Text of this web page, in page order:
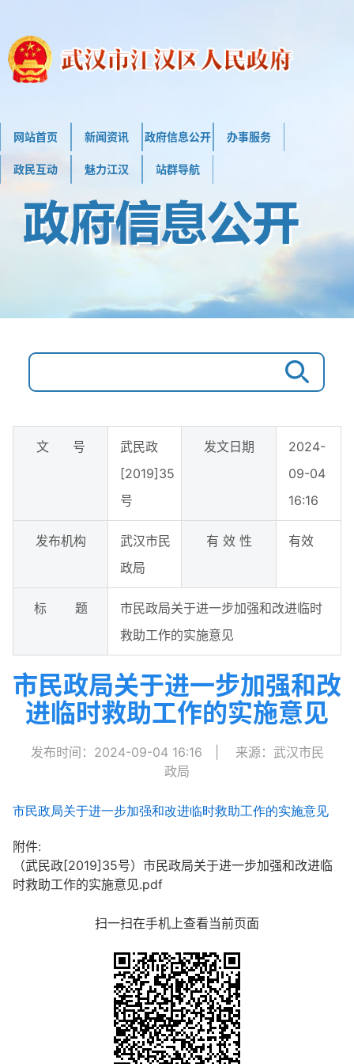
网站首页 新闻资讯 政府信息公开 办事服务
政民互动 魅力江汉 站群导航
文 号
武民政
[2019]35
号
发文日期
2024-
09-04
16:16
发布机构
武汉市民
政局
有 效 性 有效
标 题
​市民政局关于进一步加强和改进临时
救助工作的实施意见
​市民政局关于进一步加强和改
进临时救助工作的实施意见
发布时间：2024-09-04 16:16
来源：武汉市民
政局
市民政局关于进一步加强和改进临时救助工作的实施意见
附件:
（武民政[2019]35号）市民政局关于进一步加强和改进临
时救助工作的实施意见.pdf
扫一扫在手机上查看当前页面